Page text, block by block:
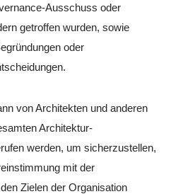
Ausschuss oder
getroffen wurden, sowie
oder
von Architekten und anderen
Architektur-
werden, um sicherzustellen,
mit der
Zielen der Organisation